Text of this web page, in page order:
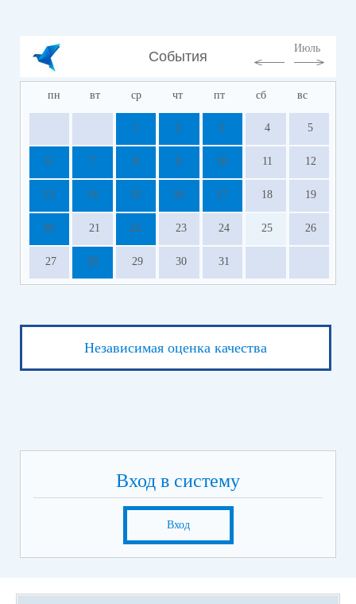
События
Июль
пн вт ср чт пт сб вс
1 2 3 4 5
6 7 8 9 10 11 12
13 14 15 16 17 18 19
20 21 22 23 24 25 26
27 28 29 30 31
Независимая оценка качества
Вход в систему
Вход